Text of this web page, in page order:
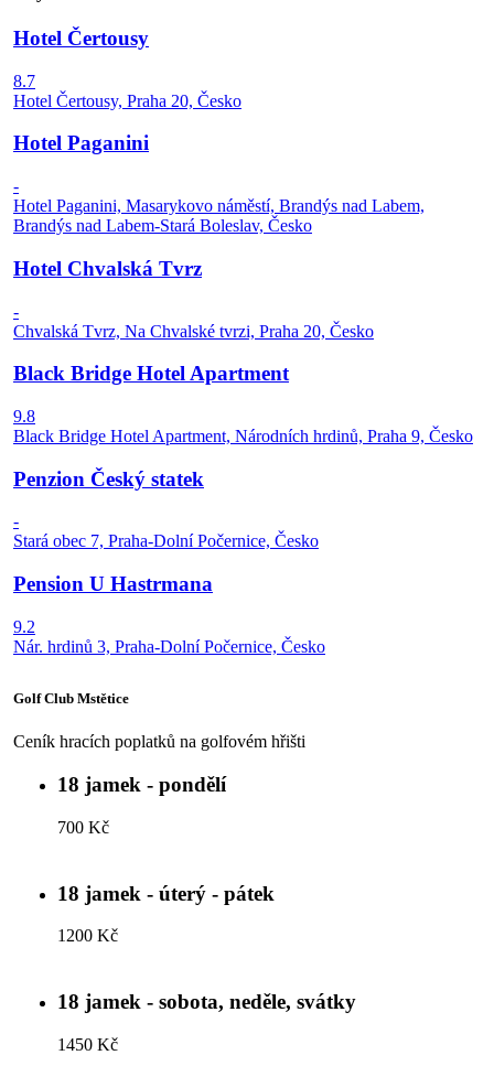
Hotel Čertousy
8.7
Hotel Čertousy, Praha 20, Česko
Hotel Paganini
-
Hotel Paganini, Masarykovo náměstí, Brandýs nad Labem,
Brandýs nad Labem-Stará Boleslav, Česko
Hotel Chvalská Tvrz
-
Chvalská Tvrz, Na Chvalské tvrzi, Praha 20, Česko
Black Bridge Hotel Apartment
9.8
Black Bridge Hotel Apartment, Národních hrdinů, Praha 9, Česko
Penzion Český statek
-
Stará obec 7, Praha-Dolní Počernice, Česko
Pension U Hastrmana
9.2
Nár. hrdinů 3, Praha-Dolní Počernice, Česko
Golf Club Mstětice
Ceník hracích poplatků na golfovém hřišti
18 jamek - pondělí
700 Kč
18 jamek - úterý - pátek
1200 Kč
18 jamek - sobota, neděle, svátky
1450 Kč